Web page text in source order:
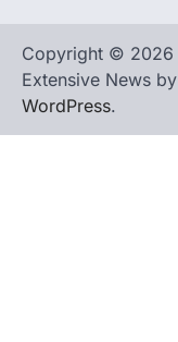
Copyright © 2026
Extensive News by
WordPress.